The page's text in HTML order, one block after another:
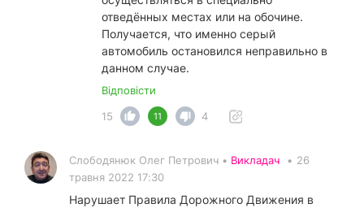
отведённых местах или на обочине.
Получается, что именно серый
автомобиль остановился неправильно в
данном случае.
Відповісти
15
11 4
Слободянюк Олег Петрович • Викладач • 26
травня 2022 17:30
Нарушает Правила Дорожного Движения в